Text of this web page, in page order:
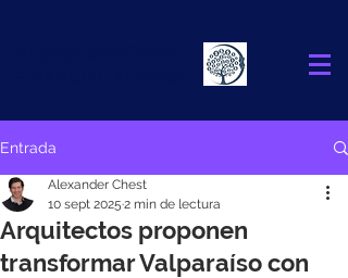
Entrada
Arquitectos proponen
transformar Valparaíso con
Alexander Chest
10 sept 2025 2 min de lectura